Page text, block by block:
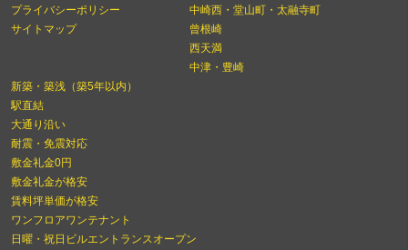
プライバシーポリシー
サイトマップ
中崎西・堂山町・太融寺町
曾根崎
西天満
中津・豊崎
新築・築浅（築5年以内）
駅直結
大通り沿い
耐震・免震対応
敷金礼金0円
敷金礼金が格安
賃料坪単価が格安
ワンフロアワンテナント
日曜・祝日ビルエントランスオープン